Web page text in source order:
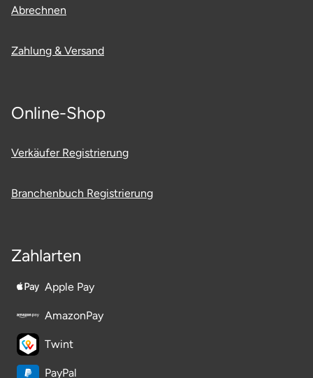
Abrechnen
Zahlung & Versand
Online-Shop
Verkäufer Registrierung
Branchenbuch Registrierung
Zahlarten
Apple Pay
AmazonPay
Twint
PayPal
Rheine
Rodgau